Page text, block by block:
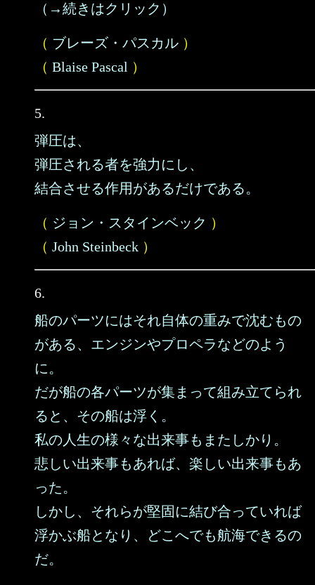
（→続きはクリック）
（ ブレーズ・パスカル ）
（ Blaise Pascal ）
5.
弾圧は、
弾圧される者を強力にし、
結合させる作用があるだけである。
（ ジョン・スタインベック ）
（ John Steinbeck ）
6.
船のパーツにはそれ自体の重みで沈むもの
がある、エンジンやプロペラなどのよう
に。
だが船の各パーツが集まって組み立てられ
ると、その船は浮く。
私の人生の様々な出来事もまたしかり。
悲しい出来事もあれば、楽しい出来事もあ
った。
しかし、それらが堅固に結び合っていれば
浮かぶ船となり、どこへでも航海できるの
だ。